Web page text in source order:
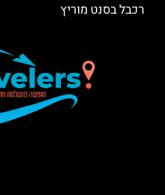
רכבל בסנט מוריץ